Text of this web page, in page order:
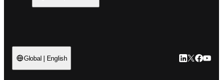
Global | English LinkedIn
Twitter